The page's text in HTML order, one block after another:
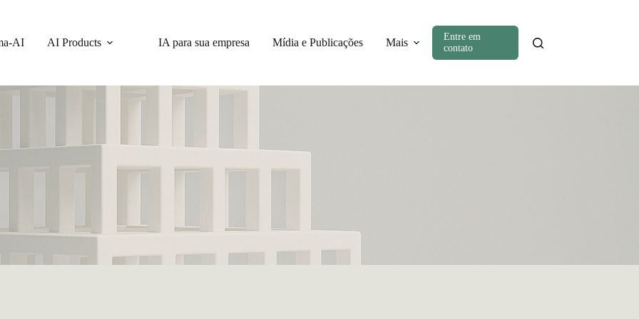
AI AI Products IA para sua empresa Mídia e Publicações Mais
Entre em
contato